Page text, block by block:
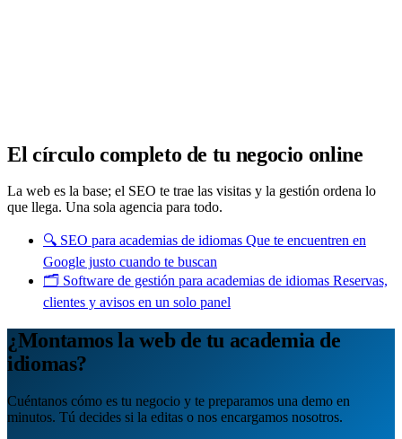
El círculo completo de tu negocio online
La web es la base; el SEO te trae las visitas y la gestión ordena lo
que llega. Una sola agencia para todo.
🔍 SEO para academias de idiomas Que te encuentren en
Google justo cuando te buscan
🗂️ Software de gestión para academias de idiomas Reservas,
clientes y avisos en un solo panel
¿Montamos la web de tu academia de
idiomas?
Cuéntanos cómo es tu negocio y te preparamos una demo en
minutos. Tú decides si la editas o nos encargamos nosotros.